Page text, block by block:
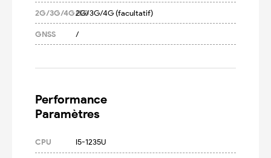
2G/3G/4G/5G2G/3G/4G (facultatif)
GNSS /
Performance
Paramètres
CPU I5-1235U